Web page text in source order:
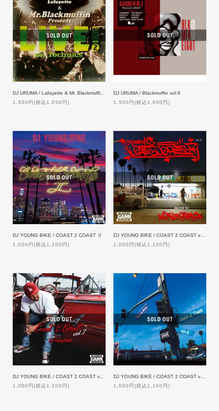
DJ URUMA / Lafayette & Mr. Blackmuffin Presents 『LIVE! on Technics』-STAGE 2-
1,500円(税込1,650円)
DJ URUMA / Blackmuffin vol.8
1,500円(税込1,650円)
DJ YOUNG BIKE / COAST 2 COAST Ⅱ
1,000円(税込1,100円)
1,000円(税込1,100円)
1,000円(税込1,100円)
1,000円(税込1,100円)